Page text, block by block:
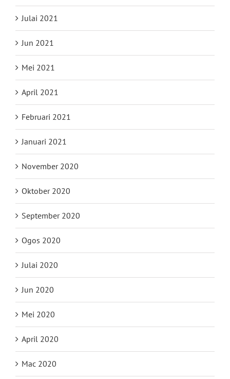
Julai 2021
Jun 2021
Mei 2021
April 2021
Februari 2021
Januari 2021
November 2020
Oktober 2020
September 2020
Ogos 2020
Julai 2020
Jun 2020
Mei 2020
April 2020
Mac 2020